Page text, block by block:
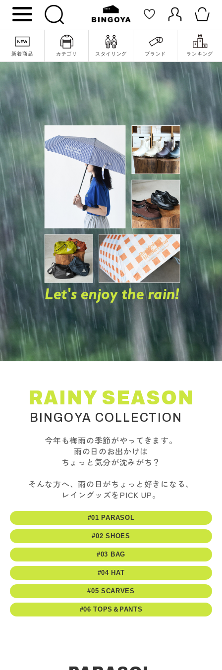
新着商品 カテゴリ スタイリング ブランド ランキング
RAINY SEASON
BINGOYA COLLECTION
今年も梅雨の季節がやってきます。
雨の日のお出かけは
ちょっと気分が沈みがち？
そんな方へ、雨の日がちょっと好きになる、
レイングッズをPICK UP。
#01 PARASOL
#02 SHOES
#03 BAG
#04 HAT
#05 SCARVES
#06 TOPS＆PANTS